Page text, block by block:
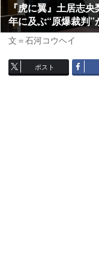
『虎に翼』土居志
年に及ぶ“原爆裁判”
文＝石河コウヘイ
ポスト